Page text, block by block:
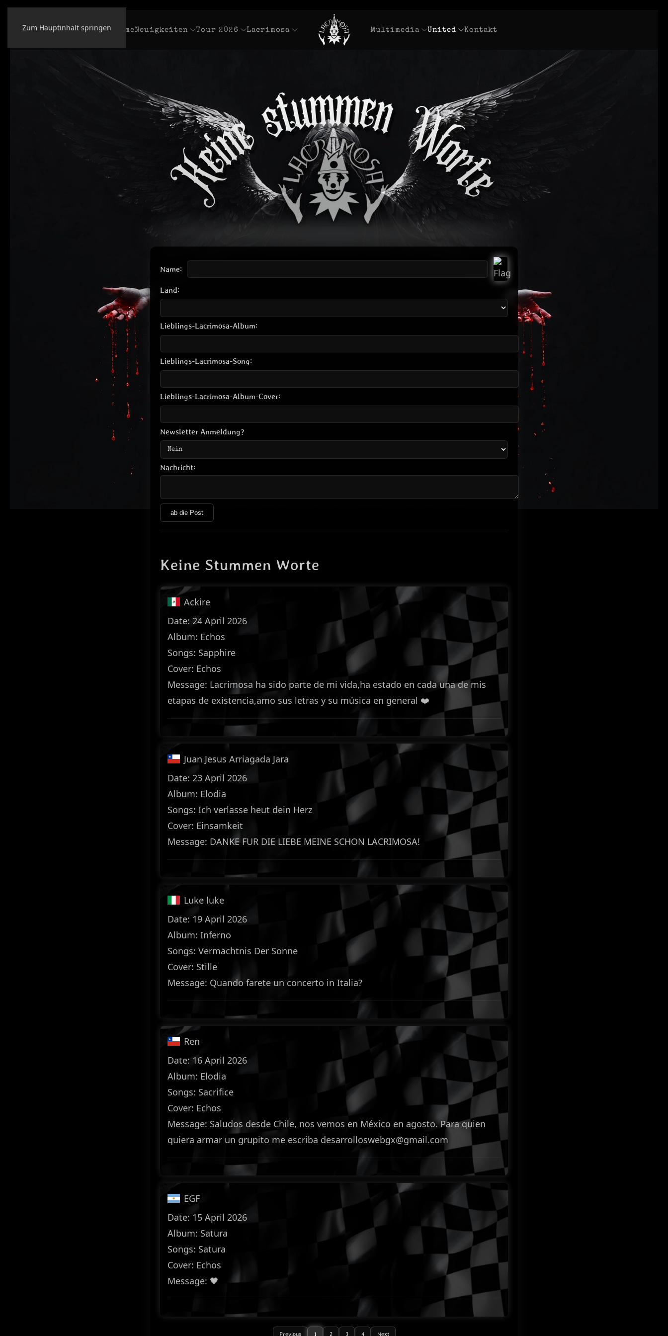
Zum Hauptinhalt springen HomeNeuigkeiten Tour 2026 Lacrimosa Multimedia United Kontakt
Name:
Land:
Lieblings-Lacrimosa-Album:
Lieblings-Lacrimosa-Song:
Lieblings-Lacrimosa-Album-Cover:
Newsletter Anmeldung?
Nachricht:
ab die Post
Keine Stummen Worte
Ackire
Date: 24 April 2026
Album: Echos
Songs: Sapphire
Cover: Echos
Message: Lacrimosa ha sido parte de mi vida,ha estado en cada una de mis
etapas de existencia,amo sus letras y su música en general ❤️
Juan Jesus Arriagada Jara
Date: 23 April 2026
Album: Elodia
Songs: Ich verlasse heut dein Herz
Cover: Einsamkeit
Message: DANKE FUR DIE LIEBE MEINE SCHON LACRIMOSA!
Luke luke
Date: 19 April 2026
Album: Inferno
Songs: Vermächtnis Der Sonne
Cover: Stille
Message: Quando farete un concerto in Italia?
Ren
Date: 16 April 2026
Album: Elodia
Songs: Sacrifice
Cover: Echos
Message: Saludos desde Chile, nos vemos en México en agosto. Para quien
quiera armar un grupito me escriba desarrolloswebgx@gmail.com
EGF
Date: 15 April 2026
Album: Satura
Songs: Satura
Cover: Echos
Message: 🖤
Previous 1 2 3 4 Next